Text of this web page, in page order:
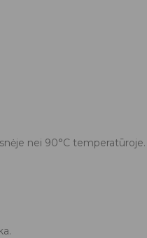
nei 90°C temperatūroje.